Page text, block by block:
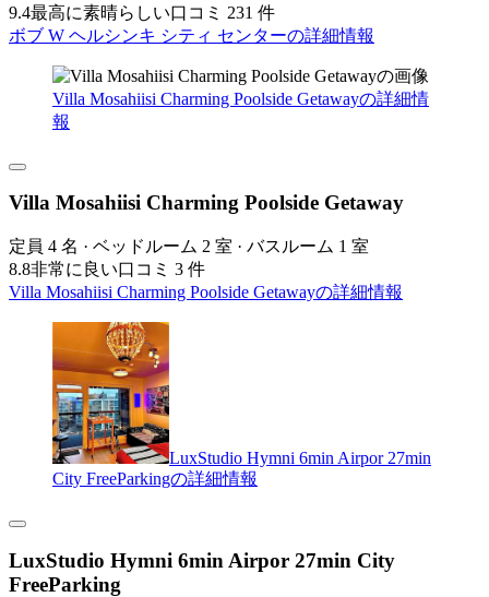
9.4最高に素晴らしい口コミ 231 件
ボブ W ヘルシンキ シティ センターの詳細情報
Villa Mosahiisi Charming Poolside Getawayの詳細情
報
Villa Mosahiisi Charming Poolside Getaway
定員 4 名 · ベッドルーム 2 室 · バスルーム 1 室
8.8非常に良い口コミ 3 件
Villa Mosahiisi Charming Poolside Getawayの詳細情報
LuxStudio Hymni 6min Airpor 27min
City FreeParkingの詳細情報
LuxStudio Hymni 6min Airpor 27min City
FreeParking